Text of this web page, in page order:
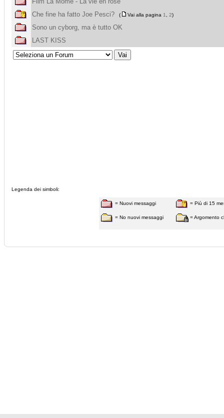
Che fine ha fatto Joe Pesci?
( Vai alla pagina 1 2)
Sono un cyborg, ma è tutto OK
LAST KISS
Legenda dei simboli:
= Nuovi messaggi
= No nuovi messaggi
= Più di 15
= Argomento